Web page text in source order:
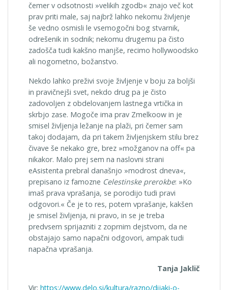
čemer v odsotnosti »velikih zgodb« znajo več kot
prav priti male, saj najbrž lahko nekomu življenje
še vedno osmisli le vsemogočni bog stvarnik,
odrešenik in sodnik; nekomu drugemu pa čisto
zadošča tudi kakšno manjše, recimo hollywoodsko
ali nogometno, božanstvo.
Nekdo lahko preživi svoje življenje v boju za boljši
in pravičnejši svet, nekdo drug pa je čisto
zadovoljen z obdelovanjem lastnega vrtička in
skrbjo zase. Mogoče ima prav Zmelkoow in je
smisel življenja ležanje na plaži, pri čemer sam
takoj dodajam, da pri takem življenjskem stilu brez
čivave še nekako gre, brez »možganov na off« pa
nikakor. Malo prej sem na naslovni strani
eAsistenta prebral današnjo »modrost dneva«,
prepisano iz famozne Celestinske prerokbe: »Ko
imaš prava vprašanja, se porodijo tudi pravi
odgovori.« Če je to res, potem vprašanje, kakšen
je smisel življenja, ni pravo, in se je treba
predvsem sprijazniti z zoprnim dejstvom, da ne
obstajajo samo napačni odgovori, ampak tudi
napačna vprašanja.
Tanja Jaklič
Vir: https://www.delo.si/kultura/razno/dijaki-o-